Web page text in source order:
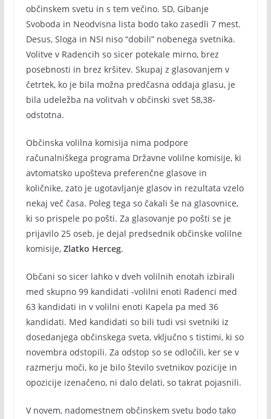
občinskem svetu in s tem večino. SD, Gibanje
Svoboda in Neodvisna lista bodo tako zasedli 7 mest.
Desus, Sloga in NSI niso “dobili” nobenega svetnika.
Volitve v Radencih so sicer potekale mirno, brez
posebnosti in brez kršitev. Skupaj z glasovanjem v
četrtek, ko je bila možna predčasna oddaja glasu, je
bila udeležba na volitvah v občinski svet 58,38-
odstotna.
Občinska volilna komisija nima podpore
računalniškega programa Državne volilne komisije, ki
avtomatsko upošteva preferenčne glasove in
količnike, zato je ugotavljanje glasov in rezultata vzelo
nekaj več časa. Poleg tega so čakali še na glasovnice,
ki so prispele po pošti. Za glasovanje po pošti se je
prijavilo 25 oseb, je dejal predsednik občinske volilne
komisije, Zlatko Herceg.
Občani so sicer lahko v dveh volilnih enotah izbirali
med skupno 99 kandidati -volilni enoti Radenci med
63 kandidati in v volilni enoti Kapela pa med 36
kandidati. Med kandidati so bili tudi vsi svetniki iz
dosedanjega občinskega sveta, vključno s tistimi, ki so
novembra odstopili. Za odstop so se odločili, ker se v
razmerju moči, ko je bilo število svetnikov pozicije in
opozicije izenačeno, ni dalo delati, so takrat pojasnili.
V novem, nadomestnem občinskem svetu bodo tako